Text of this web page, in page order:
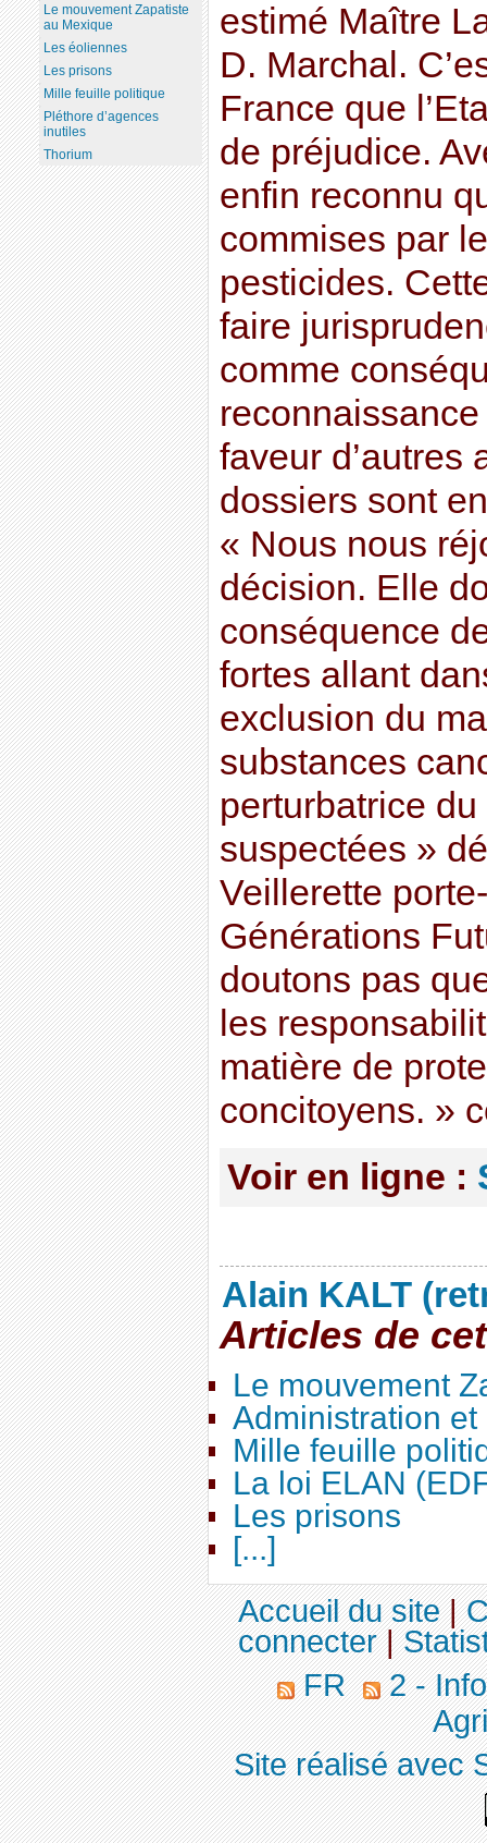
estimé Maître
D. Marchal.
France que
de préjudice.
enfin reconnu
commises par
pesticides.
faire
comme
faveur d’autres
dossiers sont
« Nous nous
décision. Elle
conséquence
fortes allant
exclusion du
substances
perturbatrice
suspectées »
Veillerette
Générations
doutons pas
les
matière de
concitoyens. »
Voir en ligne :
Alain KALT
Articles de
Le mouvement
Administration
Mille feuille
La loi ELAN
Les prisons
[...]
Le mouvement Zapatiste
au Mexique
Les éoliennes
Les prisons
Mille feuille politique
Pléthore d’agences
inutiles
Thorium
Accueil du site|
connecter|
FR
2 -
Site réalisé avec